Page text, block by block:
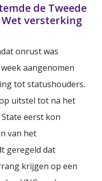
de Tweede
versterking
onrust was
aangenomen
tot statushouders.
uitstel tot na het
eerst kon
van het
geregeld dat
krijgen op een